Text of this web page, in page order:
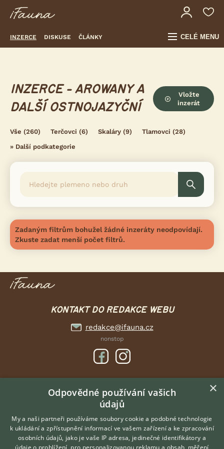
INZERCE DISKUSE ČLÁNKY CELÉ MENU
INZERCE - AROWANY A
DALŠÍ OSTNOJAZYČNÍ
Vložte
inzerát
Vše (260) Terčovci (6) Skaláry (9) Tlamovci (28)
» Další podkategorie
Zadaným filtrům bohužel žádné inzeráty neodpovídají.
Zkuste zadat menší počet filtrů.
KONTAKT DO REDAKCE WEBU
redakce@ifauna.cz
nonstop
DOMOVSKÁ STRÁNKA
INZERCE
DISKUSE
ČLÁNKY
×
Odpovědné používání vašich
údajů
My a naši partneři používáme soubory cookie a podobné technologie
k ukládání a zpřístupnění informací ve vašem zařízení a ke zpracování
osobních údajů, jako je vaše IP adresa, jedinečné identifikátory a
údaje o prohlížení, pro personalizovanou reklamu a obsah, měření